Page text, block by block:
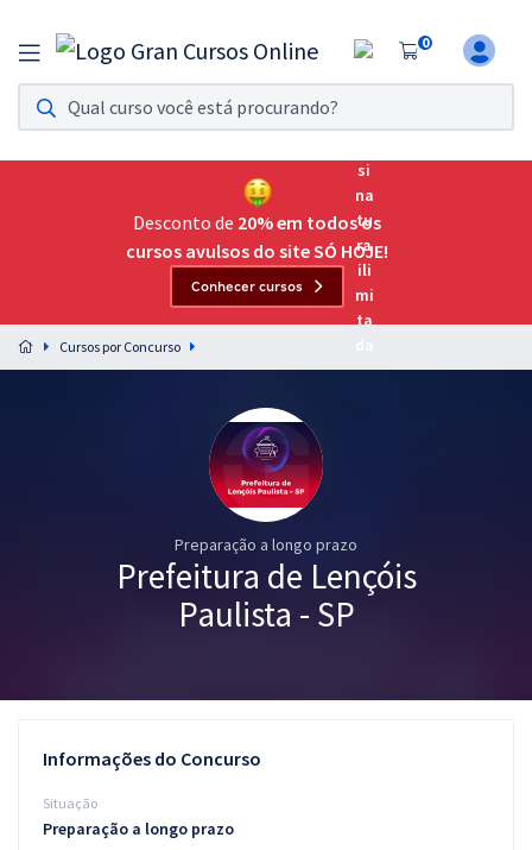
0
Assinatura Ilimitada 11
Acesso a todos os cursos. Teste grátis por 7 dias!
Assinatura OAB Até Passar
Acesso ilimitado a toda preparação para o Exame da
Preparação completa e intensiva para as principais
residências em saúde do Brasil
Conteúdo gratuito
Desconto de 20% em todos os
cursos avulsos do site SÓ HOJE!
Conhecer cursos
Cursos por Concurso
Preparação a longo prazo
Prefeitura de Lençóis
Paulista - SP
Informações do Concurso
Situação
Preparação a longo prazo